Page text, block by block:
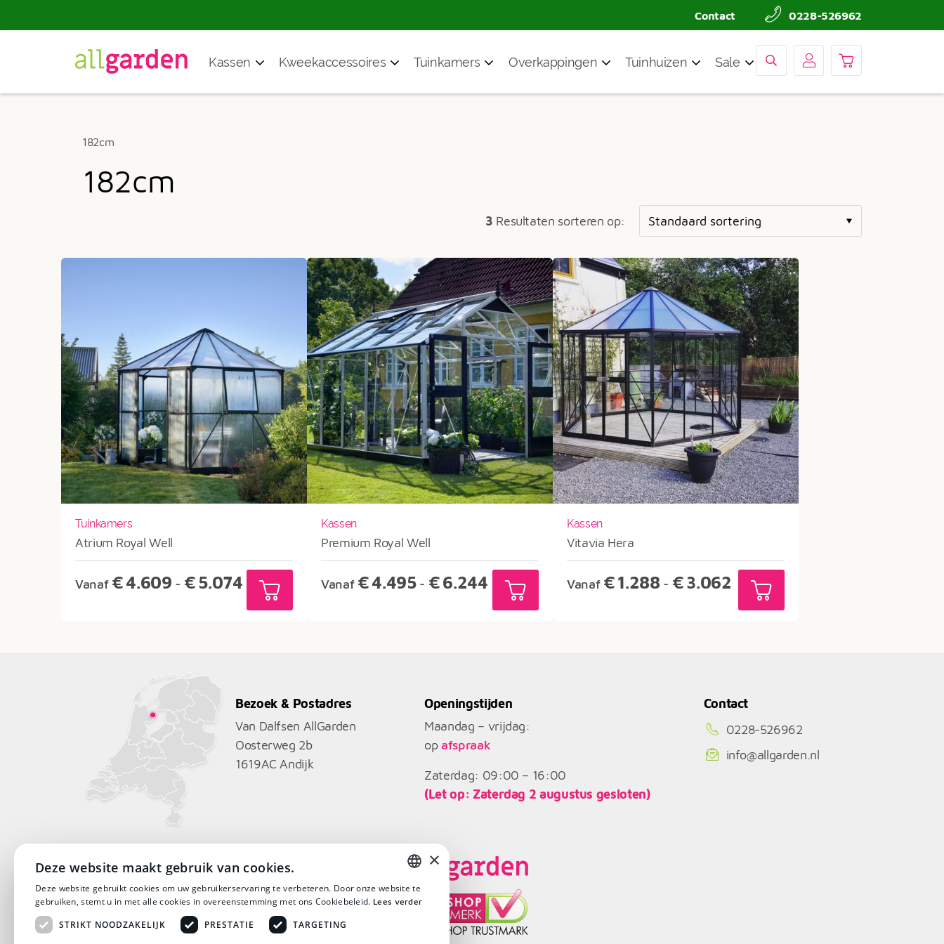
Contact 0228-526962
Kassen Kweekaccessoires Tuinkamers Overkappingen Tuinhuizen Sale
182cm
182cm
3 Resultaten sorteren op:
Tuinkamers
Atrium Royal Well
Vanaf €4.609 - € 5.074 Prijsklasse:
€4.609
Kassen
Premium Royal Well
Vanaf €4.495 - €6.244 Prijsklasse:
€4.495
Kassen
Vitavia Hera
Vanaf €1.288 - €3.062 Prijsklasse:
€1.288
Bezoek & Postadres
Van Dalfsen AllGarden
Oosterweg 2b
1619AC Andijk
Openingstijden
Maandag – vrijdag:
op afspraak
Zaterdag: 09:00 – 16:00
(Let op: Zaterdag 2 augustus gesloten)
Contact
0228-526962
info@allgarden.nl
DUTCH
×
Deze website maakt gebruik van cookies.
Deze website gebruikt cookies om uw gebruikerservaring te verbeteren. Door onze website te
gebruiken, stemt u in met alle cookies in overeenstemming met ons Cookiebeleid. Lees verder
STRIKT NOODZAKELIJK PRESTATIE TARGETING